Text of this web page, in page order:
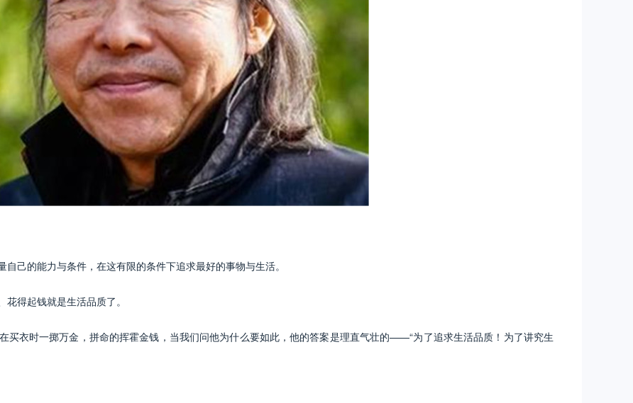
的能力与条件，在这有限的条件下追求最好的事物与生活。
得起钱就是生活品质了。
衣时一掷万金，拼命的挥霍金钱，当我们问他为什么要如此，他的答案是理直气壮的——“为了追求生活品质！为了讲究生